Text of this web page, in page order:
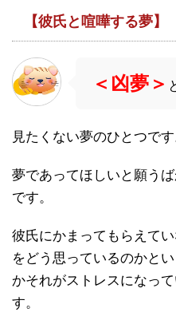
【彼氏と喧嘩する夢】
＜凶夢＞
見たくない夢のひとつです
夢であってほしいと願う
です。
彼氏にかまってもらえて
をどう思っているのかと
かそれがストレスになっ
す。